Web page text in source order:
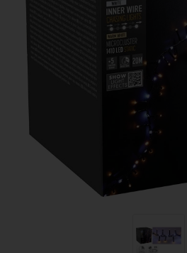
Tlf. er lukket uge 27-32
1040+ glade